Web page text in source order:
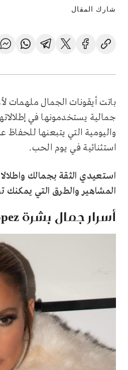
شارك المقال
باتت أيقونات الجمال ملهمات
جمالية يستخدمونها في
واليومية التي يتبعنها
استثنائية في يوم الحب.
استعيدي الثقة بجمالك
المشاهير والطرق التي
أسرار جمال بشرة Jennifer Lopez